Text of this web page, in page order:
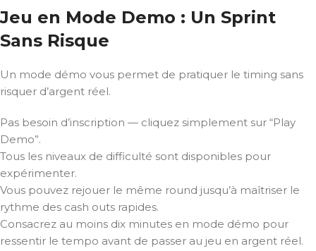
Jeu en Mode Demo : Un Sprint
Sans Risque
Un mode démo vous permet de pratiquer le timing sans
risquer d’argent réel.
Pas besoin d’inscription — cliquez simplement sur “Play
Demo”.
Tous les niveaux de difficulté sont disponibles pour
expérimenter.
Vous pouvez rejouer le même round jusqu’à maîtriser le
rythme des cash outs rapides.
Consacrez au moins dix minutes en mode démo pour
ressentir le tempo avant de passer au jeu en argent réel.